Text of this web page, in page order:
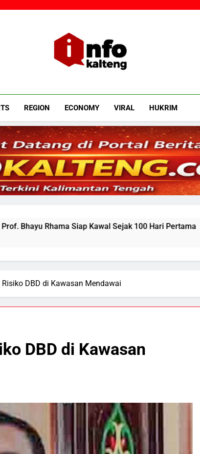
Infokalteng
REGION ECONOMY VIRAL HUKRIM
Kawal Sejak 100 Hari Pertama
DBD di Kawasan Mendawai
DBD di Kawasan